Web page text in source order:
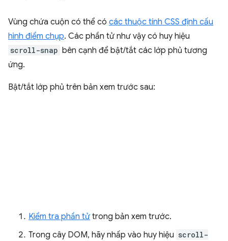
Vùng chứa cuộn có thể có các thuộc tính CSS định cấu
hình điểm chụp. Các phần tử như vậy có huy hiệu
scroll-snap bên cạnh để bật/tắt các lớp phủ tương
ứng.
Bật/tắt lớp phủ trên bản xem trước sau:
Kiểm tra phần tử trong bản xem trước.
Trong cây DOM, hãy nhấp vào huy hiệu scroll-